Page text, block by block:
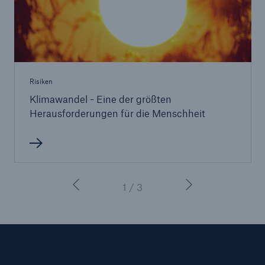
Risiken
Klimawandel - Eine der größten
Herausforderungen für die Menschheit
1 / 3